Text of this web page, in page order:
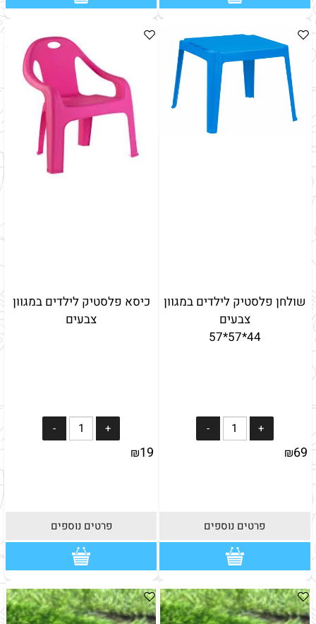
שולחן פלסטיק לילדים במגוון
צבעים
44*57*57
₪69
פרטים נוספים
כיסא פלסטיק לילדים במגוון
צבעים
₪19
פרטים נוספים